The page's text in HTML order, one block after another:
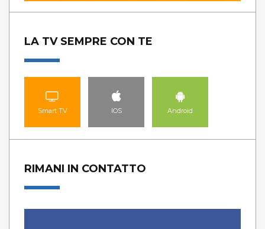
LA TV SEMPRE CON TE
Smart TV IOS Android
RIMANI IN CONTATTO